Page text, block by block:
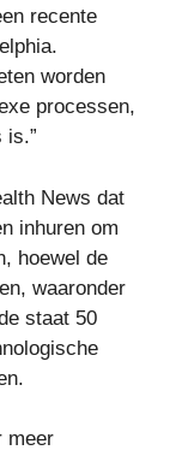
recente
worden
processen,
is.”
News dat
inhuren om
hoewel de
waaronder
staat 50
meer